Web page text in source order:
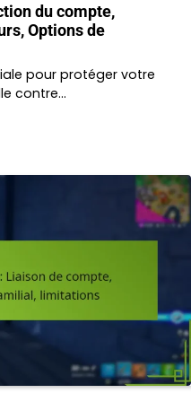
du compte,
Options de
pour protéger votre
contre…